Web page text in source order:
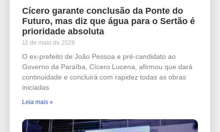
Cícero garante conclusão da Ponte do
Futuro, mas diz que água para o Sertão é
prioridade absoluta
11 de maio de 2026
O ex-prefeito de João Pessoa e pré-candidato ao
Governo da Paraíba, Cícero Lucena, afirmou que dará
continuidade e concluirá com rapidez todas as obras
iniciadas
Leia mais »